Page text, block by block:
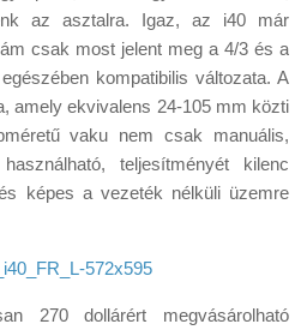
az asztalra. Igaz, az i40 már
csak most jelent meg a 4/3 és a
kompatibilis változata. A
amely ekvivalens 24-105 mm közti
vaku nem csak manuális,
teljesítményét kilenc
képes a vezeték nélküli üzemre
270 dollárért megvásárolható